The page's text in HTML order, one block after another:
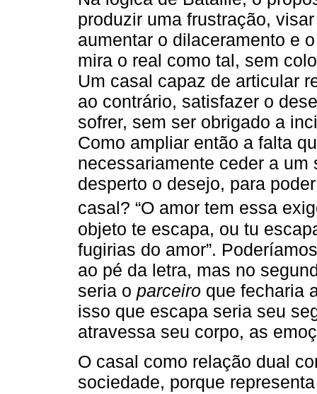
produzir uma frustração,
aumentar o dilaceramento e
mira o real como tal, sem
Um casal capaz de articular
ao contrário, satisfazer o
sofrer, sem ser obrigado a
Como ampliar então a falta
necessariamente ceder a
desperto o desejo, para
casal? “O amor tem essa
objeto te escapa, ou tu
fugirias do amor”.
ao pé da letra, mas no
seria o parceiro que fecharia
isso que escapa seria seu
atravessa seu corpo, as
O casal como relação dual
sociedade, porque